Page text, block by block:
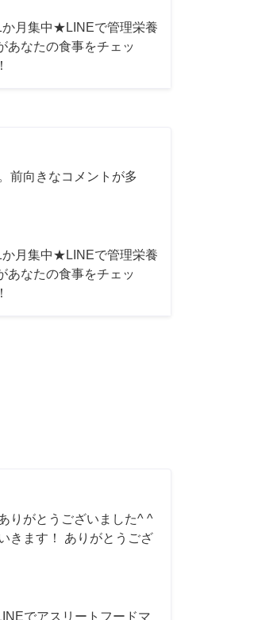
月集中★LINEで管理栄養
あなたの食事をチェッ
前向きなコメントが多
月集中★LINEで管理栄養
あなたの食事をチェッ
りがとうございました^ ^
きます！ ありがとうござ
でアスリートフードマ